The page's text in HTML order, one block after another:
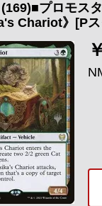
(169)■プロモス
Chariot》[P